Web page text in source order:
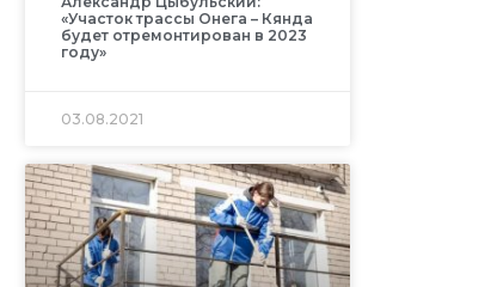
«Участок трассы Онега – Кянда
будет отремонтирован в 2023
году»
03.08.2021